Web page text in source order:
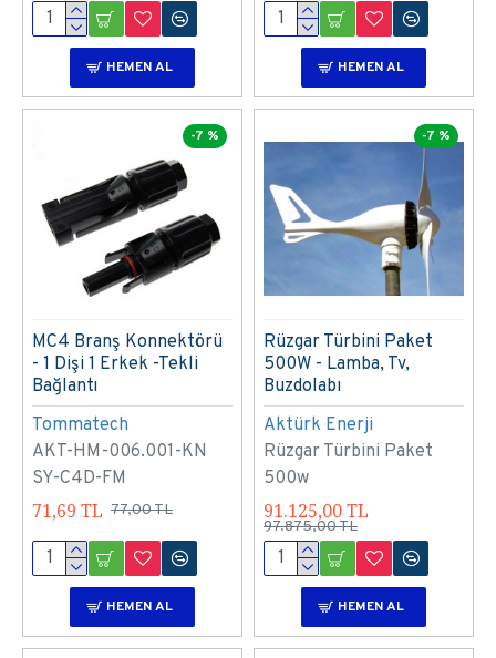
HEMEN AL HEMEN AL
-7 %
Tommatech
AKT-HM-006.001-KN
SY-C4D-FM
MC4 Branş Konnektörü
- 1 Dişi 1 Erkek -Tekli
Bağlantı
71,69 TL 77,00 TL
HEMEN AL
-7 %
Aktürk Enerji
Rüzgar Türbini Paket
500w
Rüzgar Türbini Paket
500W - Lamba, Tv,
Buzdolabı
91.125,00 TL
97.875,00 TL
HEMEN AL